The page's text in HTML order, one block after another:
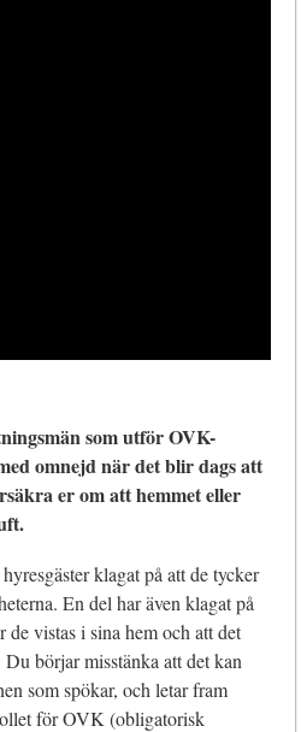
som utför OVK-
omnejd när det blir dags att
er om att hemmet eller
klagat på att de tycker
En del har även klagat på
vistas i sina hem och att det
börjar misstänka att det kan
som spökar, och letar fram
för OVK (obligatorisk